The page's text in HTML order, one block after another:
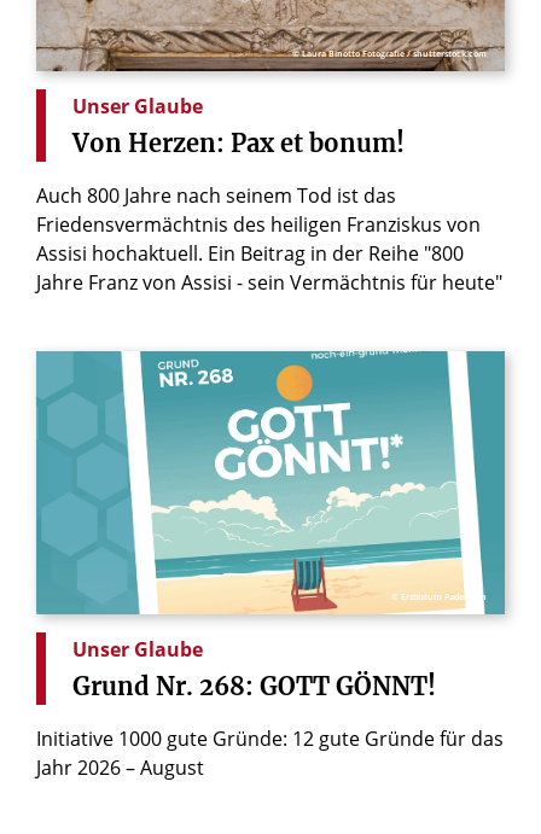
© Laura Binotto Fotografie / shutterstock.com
Unser Glaube
Von Herzen: Pax et bonum!
Auch 800 Jahre nach seinem Tod ist das
Friedensvermächtnis des heiligen Franziskus von
Assisi hochaktuell. Ein Beitrag in der Reihe "800
Jahre Franz von Assisi - sein Vermächtnis für heute"
© Erzbistum Paderborn
Unser Glaube
Grund Nr. 268: GOTT GÖNNT!
Initiative 1000 gute Gründe: 12 gute Gründe für das
Jahr 2026 – August